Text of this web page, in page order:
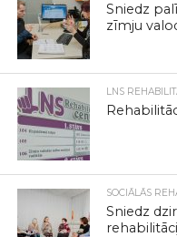
Sniedz
zīmju
LNS
SOCIĀLĀS
Sniedz